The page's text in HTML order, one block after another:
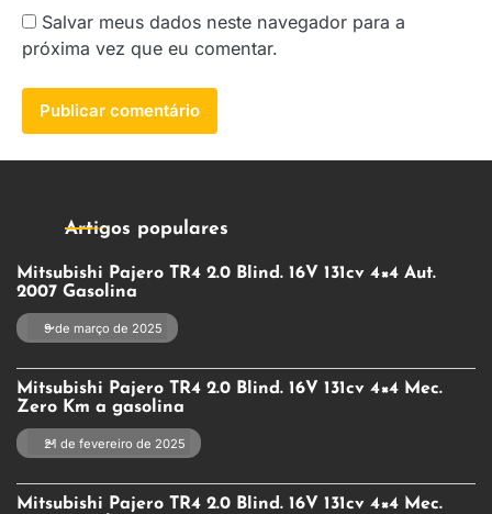
Salvar meus dados neste navegador para a
próxima vez que eu comentar.
Artigos populares
Mitsubishi Pajero TR4 2.0 Blind. 16V 131cv 4×4 Aut.
2007 Gasolina
9 de março de 2025
Mitsubishi Pajero TR4 2.0 Blind. 16V 131cv 4×4 Mec.
Zero Km a gasolina
21 de fevereiro de 2025
Mitsubishi Pajero TR4 2.0 Blind. 16V 131cv 4×4 Mec.